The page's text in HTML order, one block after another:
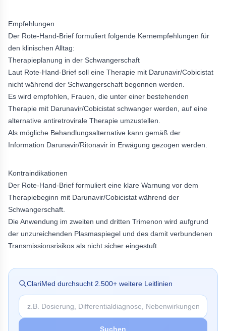
Empfehlungen
Der Rote-Hand-Brief formuliert folgende Kernempfehlungen für
den klinischen Alltag:
Therapieplanung in der Schwangerschaft
Laut Rote-Hand-Brief soll eine Therapie mit Darunavir/Cobicistat
nicht während der Schwangerschaft begonnen werden.
Es wird empfohlen, Frauen, die unter einer bestehenden
Therapie mit Darunavir/Cobicistat schwanger werden, auf eine
alternative antiretrovirale Therapie umzustellen.
Als mögliche Behandlungsalternative kann gemäß der
Information Darunavir/Ritonavir in Erwägung gezogen werden.
Kontraindikationen
Der Rote-Hand-Brief formuliert eine klare Warnung vor dem
Therapiebeginn mit Darunavir/Cobicistat während der
Schwangerschaft.
Die Anwendung im zweiten und dritten Trimenon wird aufgrund
der unzureichenden Plasmaspiegel und des damit verbundenen
Transmissionsrisikos als nicht sicher eingestuft.
ClariMed durchsucht 2.500+ weitere Leitlinien
Suchen